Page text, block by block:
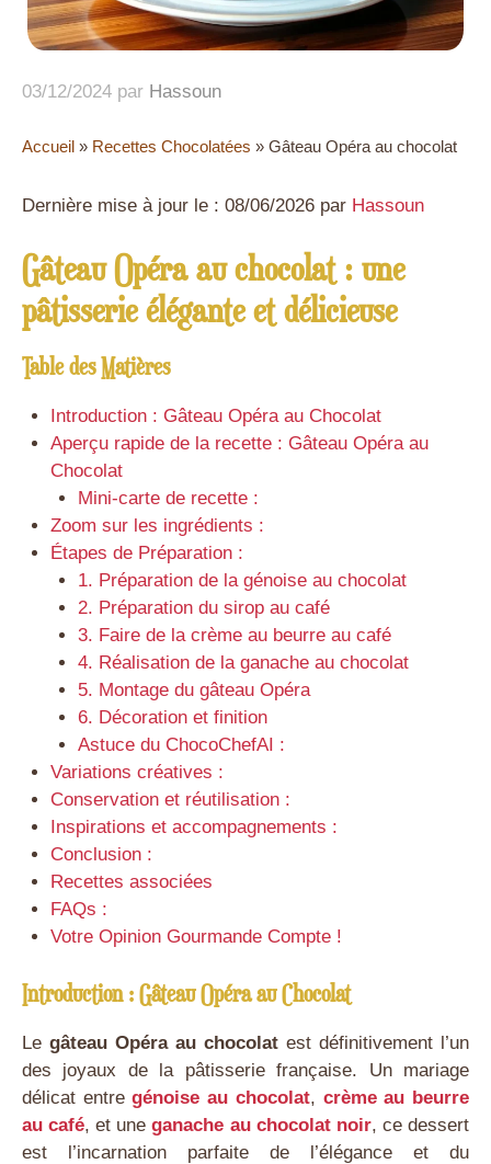
03/12/2024 par Hassoun
Accueil » Recettes Chocolatées » Gâteau Opéra au chocolat
Dernière mise à jour le : 08/06/2026 par Hassoun
Gâteau Opéra au chocolat : une
pâtisserie élégante et délicieuse
Table des Matières
Introduction : Gâteau Opéra au Chocolat
Aperçu rapide de la recette : Gâteau Opéra au
Chocolat
Mini-carte de recette :
Zoom sur les ingrédients :
Étapes de Préparation :
1. Préparation de la génoise au chocolat
2. Préparation du sirop au café
3. Faire de la crème au beurre au café
4. Réalisation de la ganache au chocolat
5. Montage du gâteau Opéra
6. Décoration et finition
Astuce du ChocoChefAI :
Variations créatives :
Conservation et réutilisation :
Inspirations et accompagnements :
Conclusion :
Recettes associées
FAQs :
Votre Opinion Gourmande Compte !
Introduction : Gâteau Opéra au Chocolat
Le gâteau Opéra au chocolat est définitivement l’un
des joyaux de la pâtisserie française. Un mariage
délicat entregénoise au chocolat, crème au beurre
au café, et uneganache au chocolat noir, ce dessert
est l’incarnation parfaite de l’élégance et du